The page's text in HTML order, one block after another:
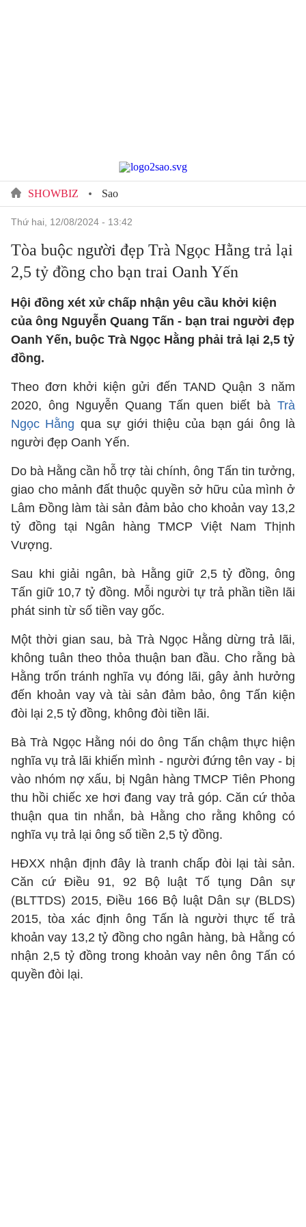
SHOWBIZ Sao
thứ hai, 12/08/2024 - 13:42
Tòa buộc người đẹp Trà Ngọc Hằng trả lại
2,5 tỷ đồng cho bạn trai Oanh Yến
Hội đồng xét xử chấp nhận yêu cầu khởi kiện
của ông Nguyễn Quang Tấn - bạn trai người đẹp
Oanh Yến, buộc Trà Ngọc Hằng phải trả lại 2,5 tỷ
đồng.
Theo đơn khởi kiện gửi đến TAND Quận 3 năm
2020, ông Nguyễn Quang Tấn quen biết bà Trà
Ngọc Hằng qua sự giới thiệu của bạn gái ông là
người đẹp Oanh Yến.
Do bà Hằng cần hỗ trợ tài chính, ông Tấn tin tưởng,
giao cho mảnh đất thuộc quyền sở hữu của mình ở
Lâm Đồng làm tài sản đảm bảo cho khoản vay 13,2
tỷ đồng tại Ngân hàng TMCP Việt Nam Thịnh
Vượng.
Sau khi giải ngân, bà Hằng giữ 2,5 tỷ đồng, ông
Tấn giữ 10,7 tỷ đồng. Mỗi người tự trả phần tiền lãi
phát sinh từ số tiền vay gốc.
Một thời gian sau, bà Trà Ngọc Hằng dừng trả lãi,
không tuân theo thỏa thuận ban đầu. Cho rằng bà
Hằng trốn tránh nghĩa vụ đóng lãi, gây ảnh hưởng
đến khoản vay và tài sản đảm bảo, ông Tấn kiện
đòi lại 2,5 tỷ đồng, không đòi tiền lãi.
Bà Trà Ngọc Hằng nói do ông Tấn chậm thực hiện
nghĩa vụ trả lãi khiến mình - người đứng tên vay - bị
vào nhóm nợ xấu, bị Ngân hàng TMCP Tiên Phong
thu hồi chiếc xe hơi đang vay trả góp. Căn cứ thỏa
thuận qua tin nhắn, bà Hằng cho rằng không có
nghĩa vụ trả lại ông số tiền 2,5 tỷ đồng.
HĐXX nhận định đây là tranh chấp đòi lại tài sản.
Căn cứ Điều 91, 92 Bộ luật Tố tụng Dân sự
(BLTTDS) 2015, Điều 166 Bộ luật Dân sự (BLDS)
2015, tòa xác định ông Tấn là người thực tế trả
khoản vay 13,2 tỷ đồng cho ngân hàng, bà Hằng có
nhận 2,5 tỷ đồng trong khoản vay nên ông Tấn có
quyền đòi lại.